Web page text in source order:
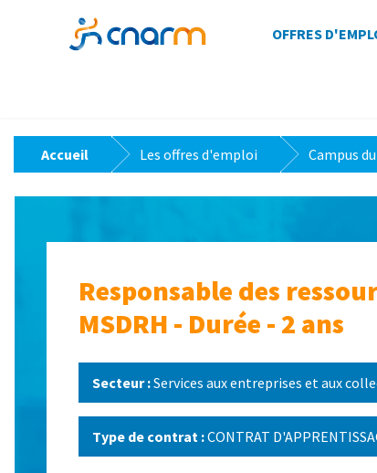
OFFRES
Accueil Les offres d'emploi Campus
Responsable des
MSDRH - Durée - 2 ans
Secteur :Services aux entreprises et aux
Type de contrat :CONTRAT